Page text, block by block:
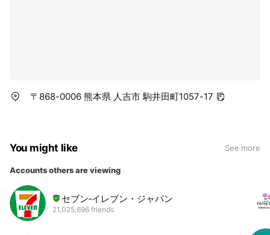
〒868-0006 熊本県 人吉市 駒井田町1057-17
You might like See more
Accounts others are viewing
セブン‐イレブン・ジャパン
21,025,696 friends